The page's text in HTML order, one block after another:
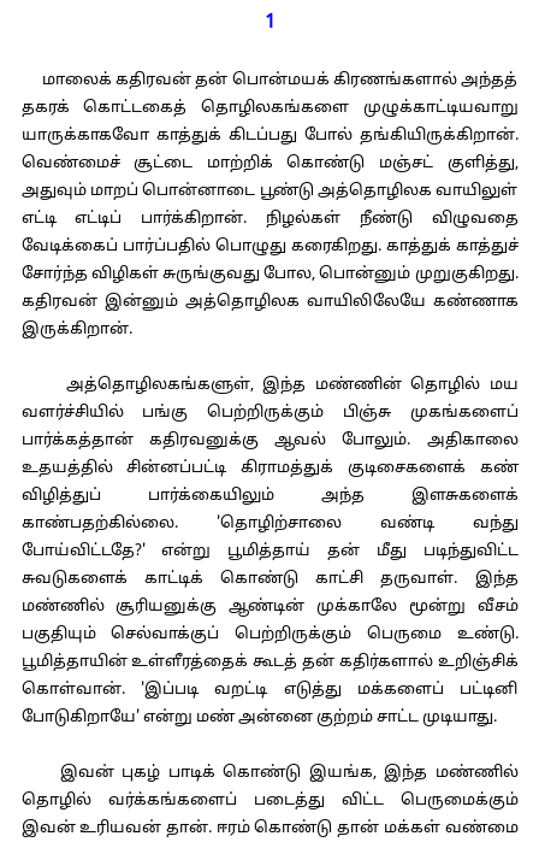
1
மாலைக் கதிரவன் தன் பொன்மயக் கிரணங்களால் அந்தத்
தகரக் கொட்டகைத் தொழிலகங்களை முழுக்காட்டியவாறு
யாருக்காகவோ காத்துக் கிடப்பது போல் தங்கியிருக்கிறான்.
வெண்மைச் சூட்டை மாற்றிக் கொண்டு மஞ்சட் குளித்து,
அதுவும் மாறப் பொன்னாடை பூண்டு அத்தொழிலக வாயிலுள்
எட்டி எட்டிப் பார்க்கிறான். நிழல்கள் நீண்டு விழுவதை
வேடிக்கைப் பார்ப்பதில் பொழுது கரைகிறது. காத்துக் காத்துச்
சோர்ந்த விழிகள் சுருங்குவது போல, பொன்னும் முறுகுகிறது.
கதிரவன் இன்னும் அத்தொழிலக வாயிலிலேயே கண்ணாக
இருக்கிறான்.
அத்தொழிலகங்களுள், இந்த மண்ணின் தொழில் மய
வளர்ச்சியில் பங்கு பெற்றிருக்கும் பிஞ்சு முகங்களைப்
பார்க்கத்தான் கதிரவனுக்கு ஆவல் போலும். அதிகாலை
உதயத்தில் சின்னப்பட்டி கிராமத்துக் குடிசைகளைக் கண்
விழித்துப் பார்க்கையிலும் அந்த இளசுகளைக்
காண்பதற்கில்லை. 'தொழிற்சாலை வண்டி வந்து
போய்விட்டதே?' என்று பூமித்தாய் தன் மீது படிந்துவிட்ட
சுவடுகளைக் காட்டிக் கொண்டு காட்சி தருவாள். இந்த
மண்ணில் சூரியனுக்கு ஆண்டின் முக்காலே மூன்று வீசம்
பகுதியும் செல்வாக்குப் பெற்றிருக்கும் பெருமை உண்டு.
பூமித்தாயின் உள்ளீரத்தைக் கூடத் தன் கதிர்களால் உறிஞ்சிக்
கொள்வான். 'இப்படி வறட்டி எடுத்து மக்களைப் பட்டினி
போடுகிறாயே' என்று மண் அன்னை குற்றம் சாட்ட முடியாது.
இவன் புகழ் பாடிக் கொண்டு இயங்க, இந்த மண்ணில்
தொழில் வர்க்கங்களைப் படைத்து விட்ட பெருமைக்கும்
இவன் உரியவன் தான். ஈரம் கொண்டு தான் மக்கள் வண்மை